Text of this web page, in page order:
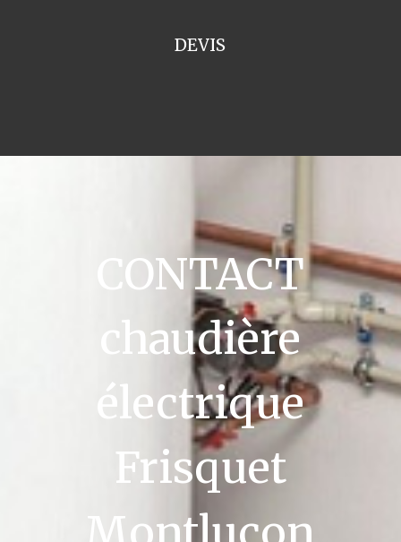
DEVIS
CONTACT
chaudière
électrique
Frisquet